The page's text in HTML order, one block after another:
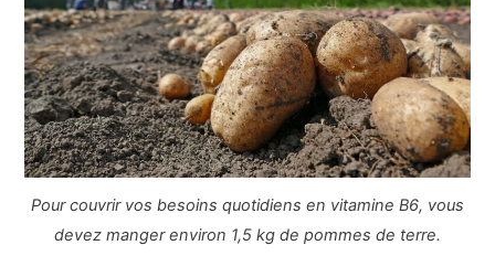
Pour couvrir vos besoins quotidiens en vitamine B6, vous
devez manger environ 1,5 kg de pommes de terre.